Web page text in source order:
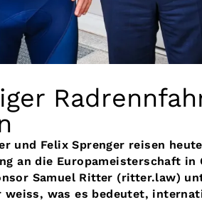
und Felix Sprenger reisen
an die Europameisterschaft
Samuel Ritter (ritter.law)
weiss, was es bedeutet,